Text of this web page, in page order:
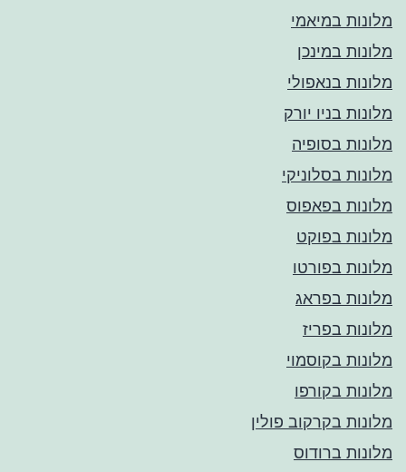
מלונות במיאמי
מלונות במינכן
מלונות בנאפולי
מלונות בניו יורק
מלונות בסופיה
מלונות בסלוניקי
מלונות בפאפוס
מלונות בפוקט
מלונות בפורטו
מלונות בפראג
מלונות בפריז
מלונות בקוסמוי
מלונות בקורפו
מלונות בקרקוב פולין
מלונות ברודוס